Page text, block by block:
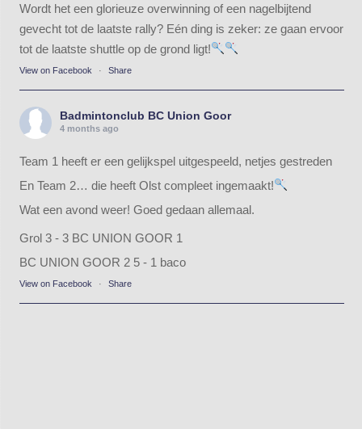
Wordt het een glorieuze overwinning of een nagelbijtend
gevecht tot de laatste rally? Eén ding is zeker: ze gaan ervoor
tot de laatste shuttle op de grond ligt!
View on Facebook · Share
Badmintonclub BC Union Goor
4 months ago
Team 1 heeft er een gelijkspel uitgespeeld, netjes gestreden
En Team 2… die heeft Olst compleet ingemaakt!
Wat een avond weer! Goed gedaan allemaal.
Grol 3 - 3 BC UNION GOOR 1
BC UNION GOOR 2 5 - 1 baco
View on Facebook · Share